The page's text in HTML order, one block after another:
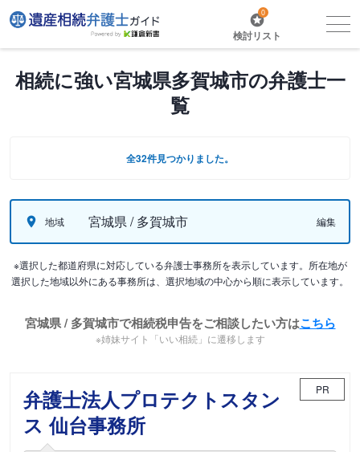
0
検討リスト
相続に強い宮城県多賀城市の弁護士一
覧
全32件見つかりました。
地域 宮城県 / 多賀城市 編集
※選択した都道府県に対応している弁護士事務所を表示しています。所在地が
選択した地域以外にある事務所は、選択地域の中心から順に表示しています。
宮城県 / 多賀城市で相続税申告をご相談したい方はこちら
※姉妹サイト「いい相続」に遷移します
弁護士法人プロテクトスタン
ス 仙台事務所
PR